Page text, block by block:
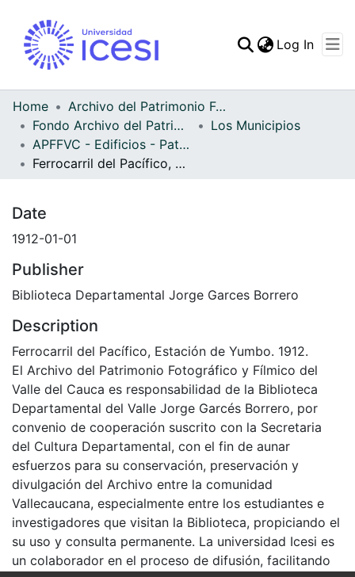
Statistics
Log In
Home
Archivo del Patrimonio Fotográfico y Fílmico del Valle del Cauca
Fondo Archivo del Patrimonio Fotográfico y Fílmico del Valle del Cauca
Los Municipios
APFFVC - Edificios - Patrimonial
Ferrocarril del Pacífico, Estación de Yumbo
Date
1912-01-01
Publisher
Biblioteca Departamental Jorge Garces Borrero
Description
Ferrocarril del Pacífico, Estación de Yumbo. 1912.
El Archivo del Patrimonio Fotográfico y Fílmico del
Valle del Cauca es responsabilidad de la Biblioteca
Departamental del Valle Jorge Garcés Borrero, por
convenio de cooperación suscrito con la Secretaria
del Cultura Departamental, con el fin de aunar
esfuerzos para su conservación, preservación y
divulgación del Archivo entre la comunidad
Vallecaucana, especialmente entre los estudiantes e
investigadores que visitan la Biblioteca, propiciando el
su uso y consulta permanente. La universidad Icesi es
un colaborador en el proceso de difusión, facilitando